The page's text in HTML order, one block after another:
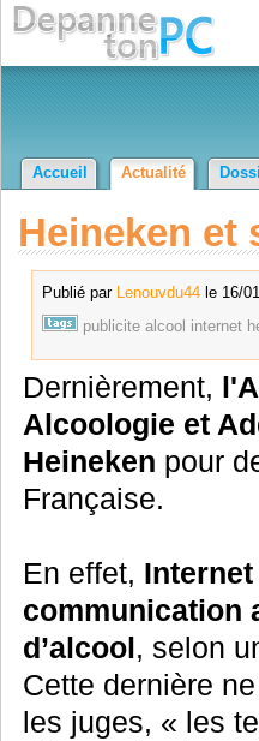
Accueil Actualité
Heineken et
Publié par Lenouvdu44le 16/
publicite alcool internet
Dernièrement,
Alcoologie et
Heineken pour
Française.
En effet,
communication
d’alcool, selon
Cette dernière
les juges, « les